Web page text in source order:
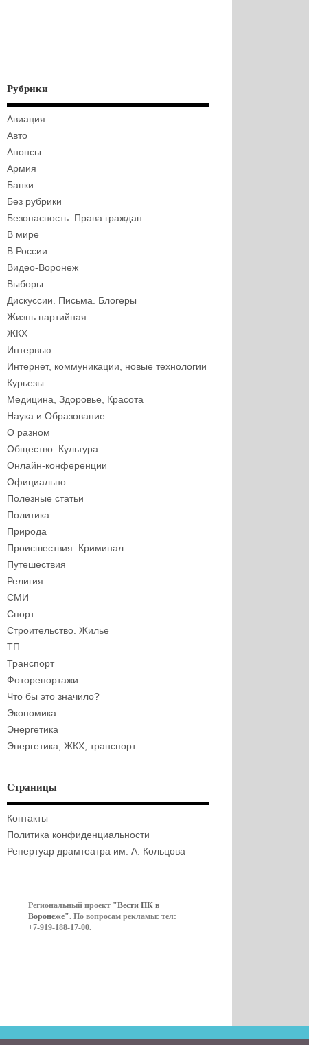
Рубрики
Авиация
Авто
Анонсы
Армия
Банки
Без рубрики
Безопасность. Права граждан
В мире
В России
Видео-Воронеж
Выборы
Дискуссии. Письма. Блогеры
Жизнь партийная
ЖКХ
Интервью
Интернет, коммуникации, новые технологии
Курьезы
Медицина, Здоровье, Красота
Наука и Образование
О разном
Общество. Культура
Онлайн-конференции
Официально
Полезные статьи
Политика
Природа
Происшествия. Криминал
Путешествия
Религия
СМИ
Спорт
Строительство. Жилье
ТП
Транспорт
Фоторепортажи
Что бы это значило?
Экономика
Энергетика
Энергетика, ЖКХ, транспорт
Страницы
Контакты
Политика конфиденциальности
Репертуар драмтеатра им. А. Кольцова
Региональный проект "Вести ПК в
Воронеже". По вопросам рекламы: тел:
+7-919-188-17-00.
Контакты